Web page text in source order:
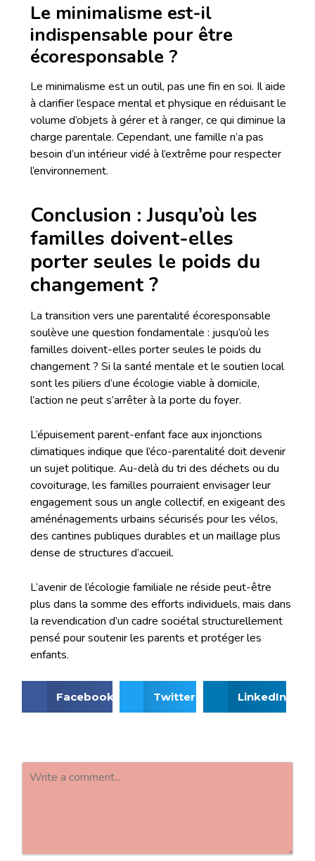
Le minimalisme est-il
indispensable pour être
écoresponsable ?
Le minimalisme est un outil, pas une fin en soi. Il aide
à clarifier l’espace mental et physique en réduisant le
volume d’objets à gérer et à ranger, ce qui diminue la
charge parentale. Cependant, une famille n’a pas
besoin d’un intérieur vidé à l’extrême pour respecter
l’environnement.
Conclusion : Jusqu’où les
familles doivent-elles
porter seules le poids du
changement ?
La transition vers une parentalité écoresponsable
soulève une question fondamentale : jusqu’où les
familles doivent-elles porter seules le poids du
changement ? Si la santé mentale et le soutien local
sont les piliers d’une écologie viable à domicile,
l’action ne peut s’arrêter à la porte du foyer.
L’épuisement parent-enfant face aux injonctions
climatiques indique que l’éco-parentalité doit devenir
un sujet politique. Au-delà du tri des déchets ou du
covoiturage, les familles pourraient envisager leur
engagement sous un angle collectif, en exigeant des
aménénagements urbains sécurisés pour les vélos,
des cantines publiques durables et un maillage plus
dense de structures d’accueil.
L’avenir de l’écologie familiale ne réside peut-être
plus dans la somme des efforts individuels, mais dans
la revendication d’un cadre sociétal structurellement
pensé pour soutenir les parents et protéger les
enfants.
Facebook Twitter LinkedIn